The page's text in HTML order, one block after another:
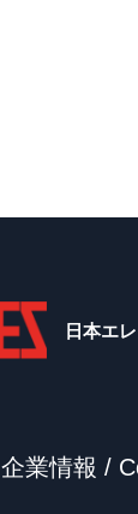
日本エ
企業情報 /